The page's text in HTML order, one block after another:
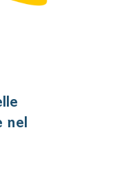
nel